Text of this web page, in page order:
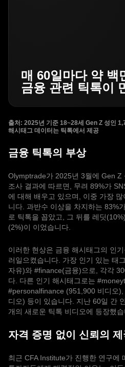
매 60일마다 약 백
금융 관련 틱톡이
출처: 2025년 기준 18~28세 Gen Z 성인
해시태그 데이터는 틱톡에서 제공
금융 틱톡의 부상
Olymptrade가 2025년 3월에 Gen Z
조사 결과에 따르면, 무려 89%가
에 대해 배우고 있으며, 이중 가장
니다. 과반수 이상을 차지하는 83%
로 틱톡을 꼽았고, 그 뒤를 레딧
(2%)이 이었습니다.
이러한 현상은 금융 해시태그의 인
러일으켰습니다. 가장 인기 있는 태
자유)와 #finance(금융)으로, 각각
다. 다른 인기 해시태그로는
#personalfinance (951,900 비디오
디오) 등이 있습니다. 지난 60일 간
개의 새로운 틱톡 비디오에 등장했습
자격 증명 없이 신뢰의
최근 CFA Institute가 진행한 연구에